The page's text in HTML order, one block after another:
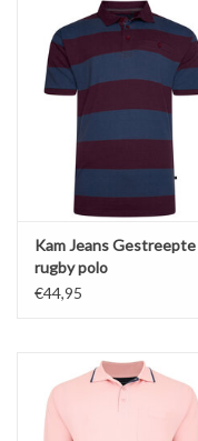
Kam Jeans Gestreepte
rugby polo
indigo/bordeaux
€44,95